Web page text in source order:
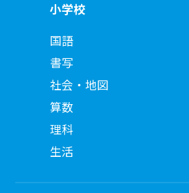
小学校
国語
書写
社会・地図
算数
理科
生活